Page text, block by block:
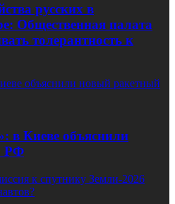
русских в
Общественная палата
толерантность к
объяснили новый ракетный
в Киеве объяснили
РФ
к спутнику Земли-2026